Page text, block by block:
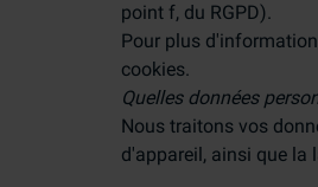
point f, du RGPD).
Pour plus
cookies.
Quelles données
Nous traitons vos
d'appareil, ainsi que la